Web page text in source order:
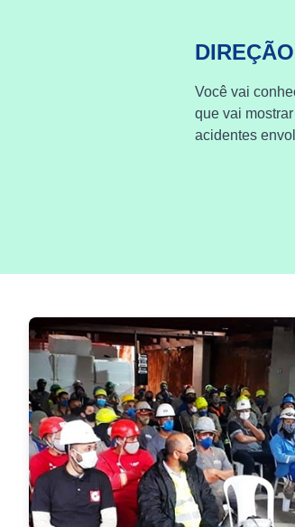
Você vai
que vai
acidentes